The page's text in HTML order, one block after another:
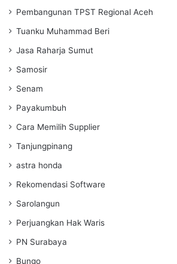
Pembangunan TPST Regional Aceh
Tuanku Muhammad Beri
Jasa Raharja Sumut
Samosir
Senam
Payakumbuh
Cara Memilih Supplier
Tanjungpinang
astra honda
Rekomendasi Software
Sarolangun
Perjuangkan Hak Waris
PN Surabaya
Bungo